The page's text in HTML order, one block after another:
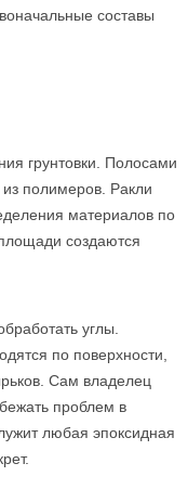
составы
грунтовки. Полосами
полимеров. Ракли
материалов по
создаются
углы.
по поверхности,
Сам владелец
проблем в
любая эпоксидная